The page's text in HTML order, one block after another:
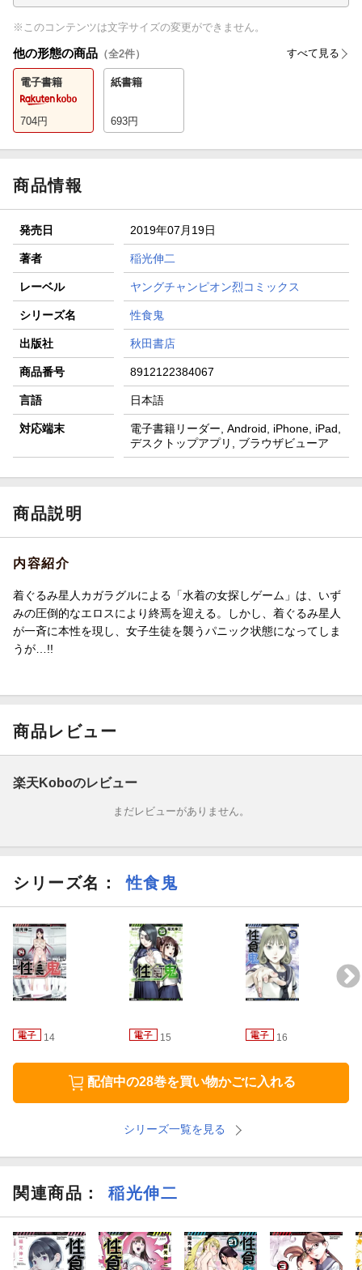
※このコンテンツは文字サイズの変更ができません。
他の形態の商品 （全2件） すべて見る
電子書籍
704円
紙書籍
693円
商品情報
発売日 2019年07月19日
著者 稲光伸二
レーベル ヤングチャンピオン烈コミックス
シリーズ名 性食鬼
出版社 秋田書店
商品番号 8912122384067
言語 日本語
対応端末
電子書籍リーダー, Android, iPhone, iPad,
デスクトップアプリ, ブラウザビューア
商品説明
内容紹介
着ぐるみ星人カガラグルによる「水着の女探しゲーム」は、いず
みの圧倒的なエロスにより終焉を迎える。しかし、着ぐるみ星人
が一斉に本性を現し、女子生徒を襲うパニック状態になってしま
うが…!!
商品レビュー
楽天Koboのレビュー
まだレビューがありません。
シリーズ名： 性食鬼
14 15 16
配信中の28巻を買い物かごに入れる
シリーズ一覧を見る
関連商品 ： 稲光伸二